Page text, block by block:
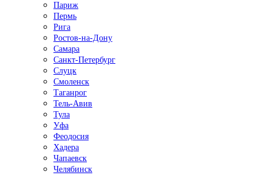
Париж
Пермь
Рига
Ростов-на-Дону
Самара
Санкт-Петербург
Слуцк
Смоленск
Таганрог
Тель-Авив
Тула
Уфа
Феодосия
Хадера
Чапаевск
Челябинск